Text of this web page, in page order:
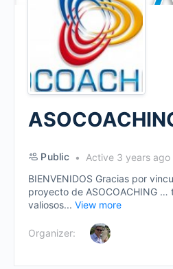
Public
Active 3 years ago
BIENVENIDOS Gracias por
proyecto de ASOCOACHING …
valiosos... View more
Organizer: